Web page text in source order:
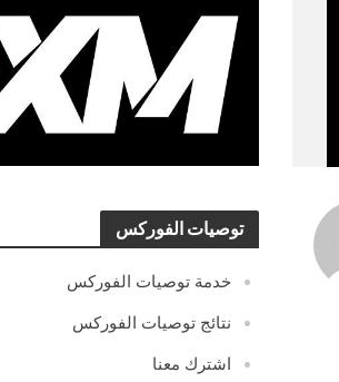
توصيات الفوركس
خدمة توصيات الفوركس
نتائج توصيات الفوركس
اشترك معنا